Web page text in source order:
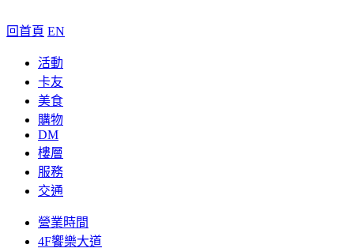
回首頁 EN
活動
卡友
美食
購物
DM
樓層
服務
交通
營業時間
4F饗樂大道